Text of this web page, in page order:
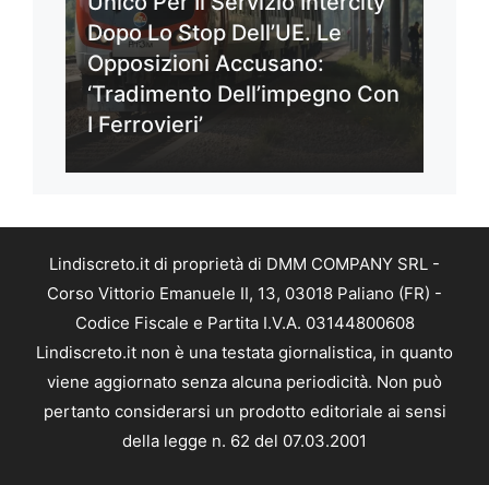
Dopo Lo Stop Dell’UE. Le
Opposizioni Accusano:
‘Tradimento Dell’impegno Con
I Ferrovieri’
Lindiscreto.it di proprietà di DMM COMPANY SRL -
Corso Vittorio Emanuele II, 13, 03018 Paliano (FR) -
Codice Fiscale e Partita I.V.A. 03144800608
Lindiscreto.it non è una testata giornalistica, in quanto
viene aggiornato senza alcuna periodicità. Non può
pertanto considerarsi un prodotto editoriale ai sensi
della legge n. 62 del 07.03.2001